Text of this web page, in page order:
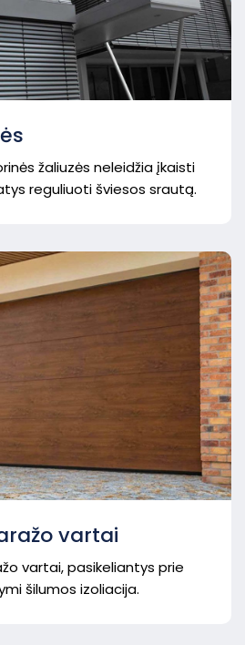
žaliuzės neleidžia įkaisti
reguliuoti šviesos srautą.
vartai
vartai, pasikeliantys prie
šilumos izoliacija.